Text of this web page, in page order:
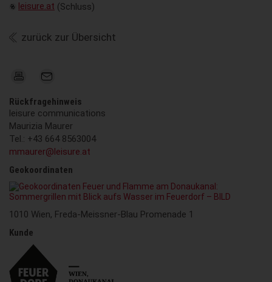
leisure.at (Schluss)
zurück zur Übersicht
Rückfragehinweis
leisure communications
Maurizia Maurer
Tel.: +43 664 8563004
mmaurer@leisure.at
Geokoordinaten
1010 Wien, Freda-Meissner-Blau Promenade 1
Kunde